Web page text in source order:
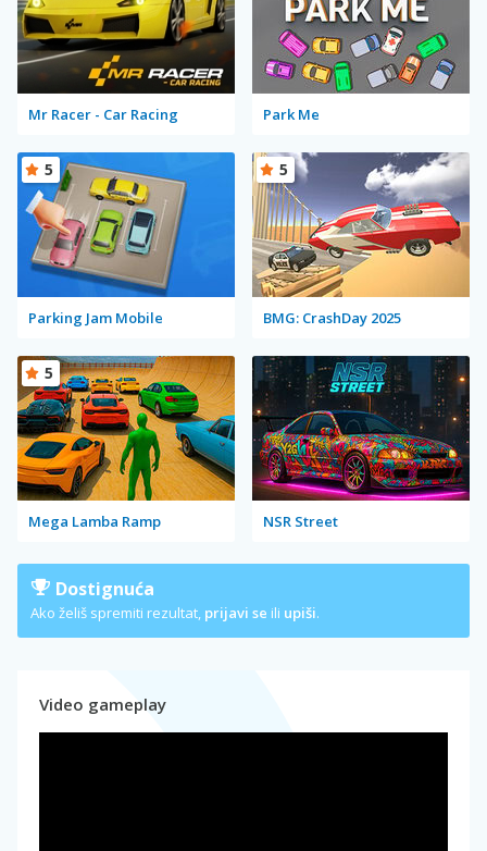
Mr Racer - Car Racing Park Me
Parking Jam Mobile
5
BMG: CrashDay 2025
5
Mega Lamba Ramp
5
NSR Street
Dostignuća
Ako želiš spremiti rezultat, prijavi se ili upiši.
Video gameplay